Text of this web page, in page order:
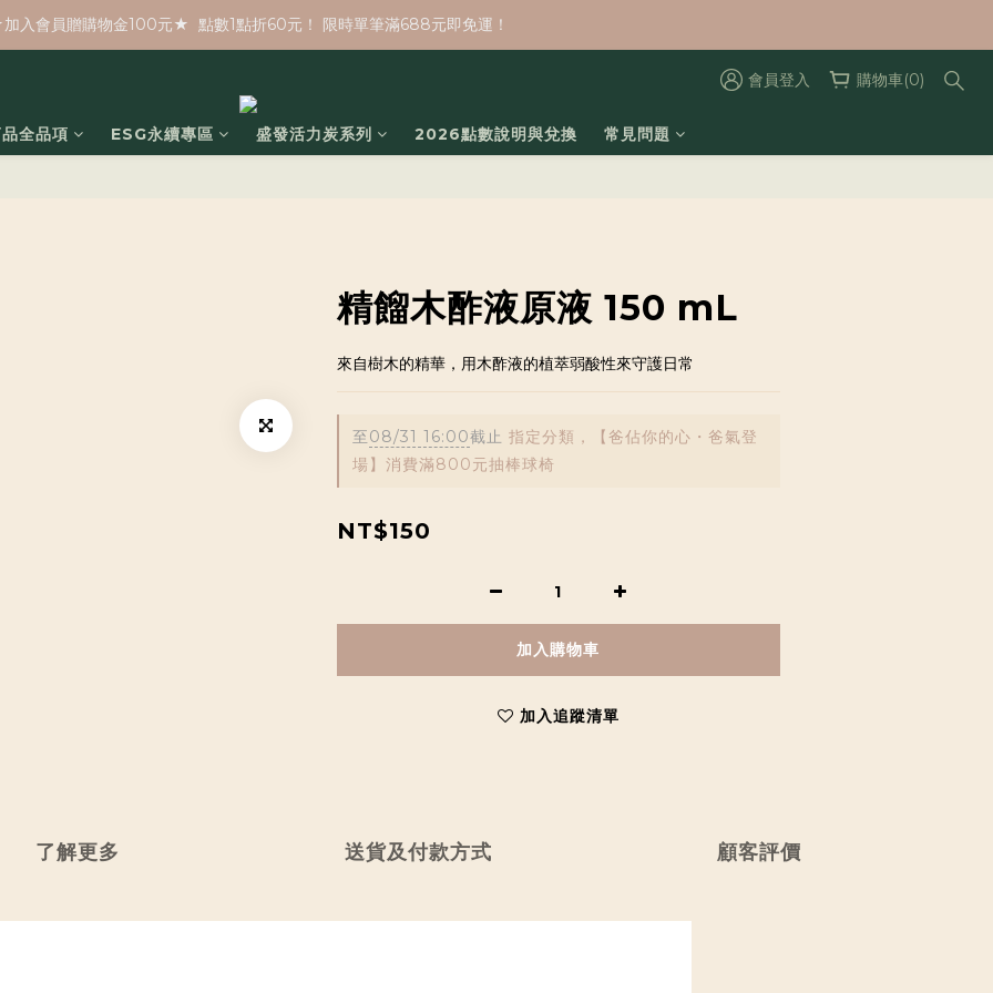
入會員贈購物金100元★  點數1點折60元！ 限時單筆滿688元即免運！
會員登入 購物車(0)
全品項 ESG永續專區 盛發活力炭系列 2026點數說明與兌換 常見問題
精餾木酢液原液 150 mL
來自樹木的精華，用木酢液的植萃弱酸性來守護日常
至08/31 16:00截止 指定分類，【爸佔你的心・爸氣登
場】消費滿800元抽棒球椅
NT$150
加入購物車
加入追蹤清單
了解更多 送貨及付款方式 顧客評價